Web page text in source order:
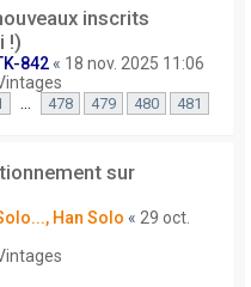
inscrits
!)
842 « 18 nov. 2025 11:06
… 478 479 480 481
sur
Han Solo « 29 oct.